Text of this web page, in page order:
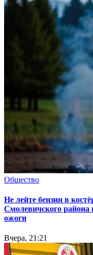
Общество
Не лейте бензин в
Смолевичского
ожоги
Вчера, 21:21